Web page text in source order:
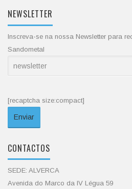
NEWSLETTER
Inscreva-se na nossa Newsletter para
Sandometal
[recaptcha size:compact]
CONTACTOS
SEDE: ALVERCA
Avenida do Marco da IV Légua 59